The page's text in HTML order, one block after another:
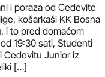
i poraza od Cedevite
košarkaši KK Bosna
i to pred domaćom
19:30 sati, Studenti
Cedevitu Junior iz
[…]